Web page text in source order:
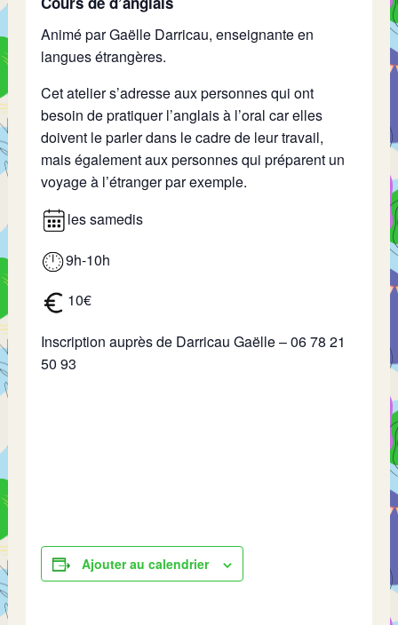
Animé par Gaëlle Darricau, enseignante en
langues étrangères.
Cet atelier s’adresse aux personnes qui ont
besoin de pratiquer l’anglais à l’oral car elles
doivent le parler dans le cadre de leur travail,
mais également aux personnes qui préparent un
voyage à l’étranger par exemple.
les samedis
9h-10h
10€
Inscription auprès de Darricau Gaëlle – 06 78 21
50 93
Ajouter au calendrier